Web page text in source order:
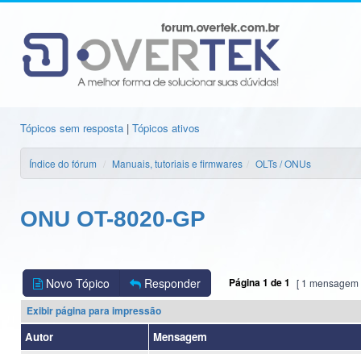
Tópicos sem resposta | Tópicos ativos
Índice do fórum Manuais, tutoriais e firmwares OLTs / ONUs
ONU OT-8020-GP
Novo Tópico Responder Página1 de1 [ 1
Exibir página para impressão
Autor Mensagem